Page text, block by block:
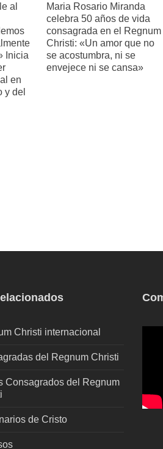
al
Inicia
en
y del
Maria Rosario Miranda
celebra 50 años de vida
consagrada en el Regnum
Christi: «Un amor que no
se acostumbra, ni se
envejece ni se cansa»
Christi internacional
del Regnum Christi
Consagrados del Regnum
de Cristo